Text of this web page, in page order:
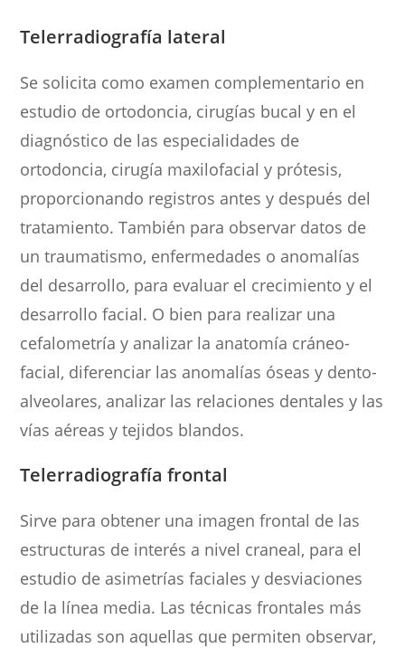
Telerradiografía lateral
Se solicita como examen complementario en
estudio de ortodoncia, cirugías bucal y en el
diagnóstico de las especialidades de
ortodoncia, cirugía maxilofacial y prótesis,
proporcionando registros antes y después del
tratamiento. También para observar datos de
un traumatismo, enfermedades o anomalías
del desarrollo, para evaluar el crecimiento y el
desarrollo facial. O bien para realizar una
cefalometría y analizar la anatomía cráneo-
facial, diferenciar las anomalías óseas y dento-
alveolares, analizar las relaciones dentales y las
vías aéreas y tejidos blandos.
Telerradiografía frontal
Sirve para obtener una imagen frontal de las
estructuras de interés a nivel craneal, para el
estudio de asimetrías faciales y desviaciones
de la línea media. Las técnicas frontales más
utilizadas son aquellas que permiten observar,